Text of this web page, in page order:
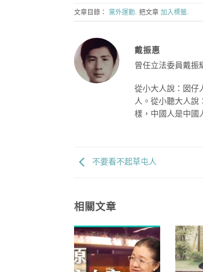
文章目錄： 黨外運動 . 把文章 加入標籤
戴振惠
曾任立法委員戴振
從小大人說：囡仔
人。從小聽大人
樣，中國人是中國
不要看不起草屯人
相關文章